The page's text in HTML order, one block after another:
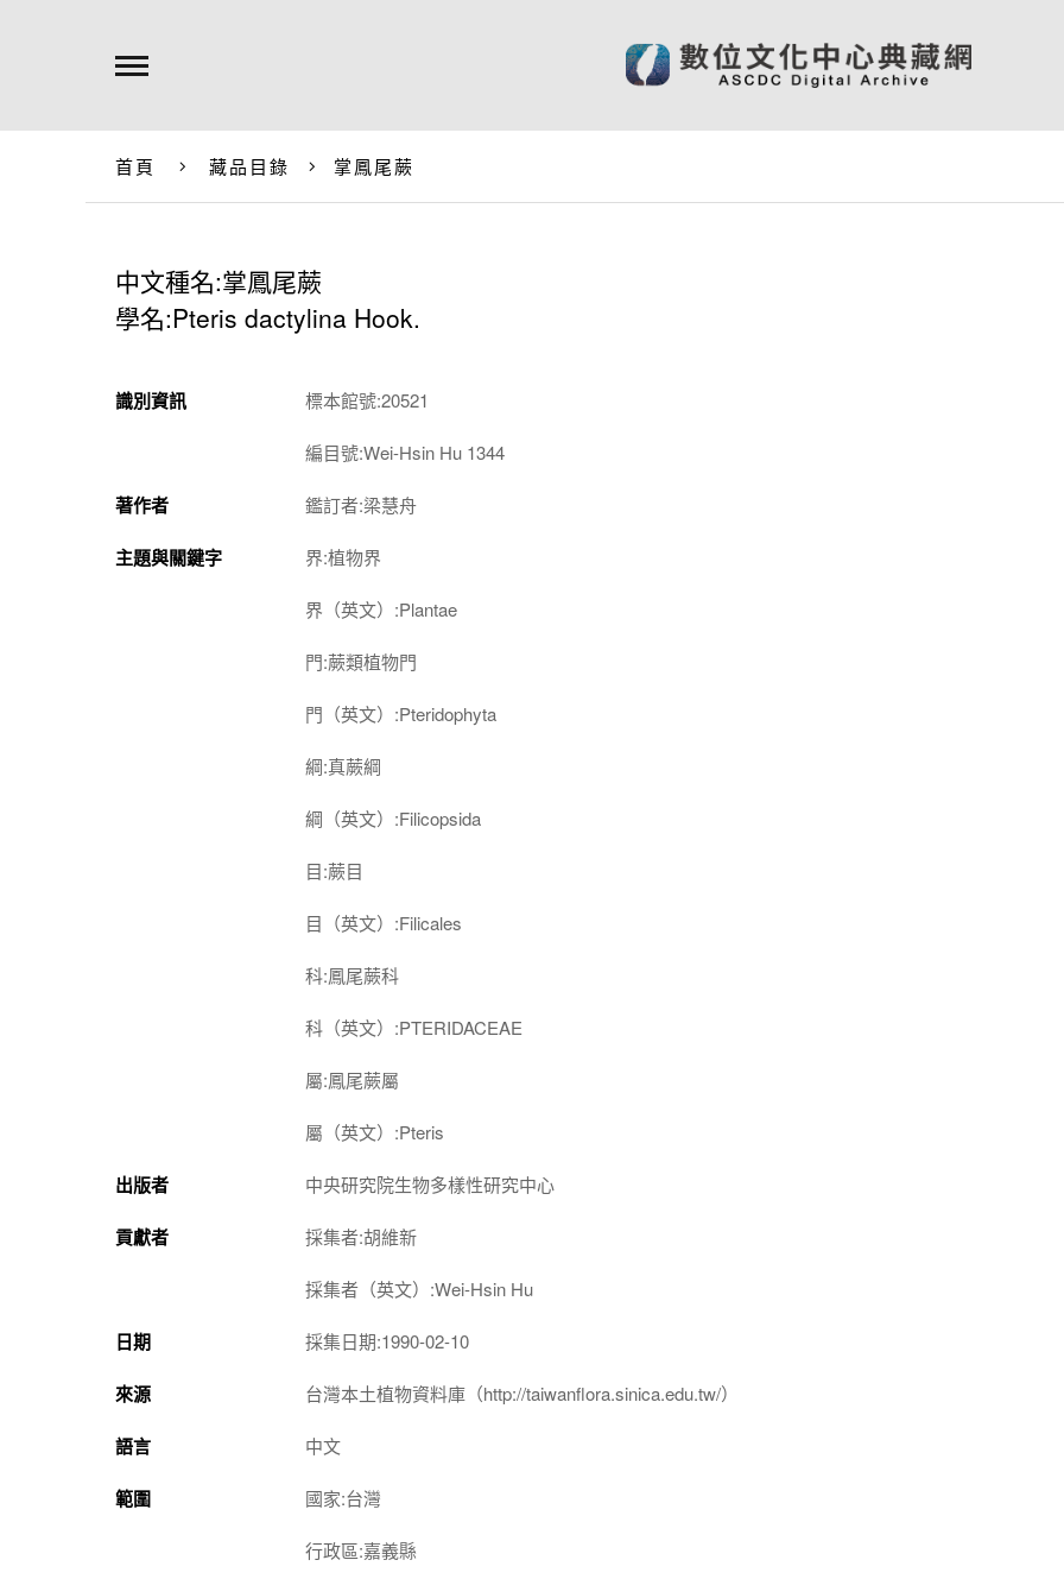
首頁 藏品目錄 掌鳳尾蕨
中文種名:掌鳳尾蕨
學名:Pteris dactylina Hook.
識別資訊 標本館號:20521
編目號:Wei-Hsin Hu 1344
著作者 鑑訂者:梁慧舟
主題與關鍵字 界:植物界
界（英文）:Plantae
門:蕨類植物門
門（英文）:Pteridophyta
綱:真蕨綱
綱（英文）:Filicopsida
目:蕨目
目（英文）:Filicales
科:鳳尾蕨科
科（英文）:PTERIDACEAE
屬:鳳尾蕨屬
屬（英文）:Pteris
出版者 中央研究院生物多樣性研究中心
貢獻者 採集者:胡維新
採集者（英文）:Wei-Hsin Hu
日期 採集日期:1990-02-10
來源 台灣本土植物資料庫（http://taiwanflora.sinica.edu.tw/）
語言 中文
範圍 國家:台灣
行政區:嘉義縣